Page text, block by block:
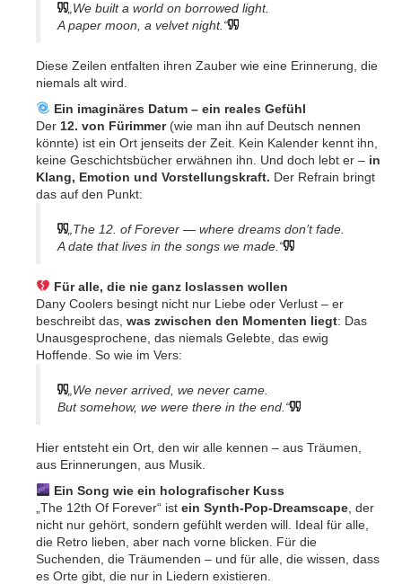
„We built a world on borrowed light.
A paper moon, a velvet night.“
Diese Zeilen entfalten ihren Zauber wie eine Erinnerung, die
niemals alt wird.
Ein imaginäres Datum – ein reales Gefühl
Der 12. von Fürimmer(wie man ihn auf Deutsch nennen
könnte) ist ein Ort jenseits der Zeit. Kein Kalender kennt ihn,
keine Geschichtsbücher erwähnen ihn. Und doch lebt er – in
Klang, Emotion und Vorstellungskraft. Der Refrain bringt
das auf den Punkt:
„The 12. of Forever — where dreams don’t fade.
A date that lives in the songs we made.“
Für alle, die nie ganz loslassen wollen
Dany Coolers besingt nicht nur Liebe oder Verlust – er
beschreibt das, was zwischen den Momenten liegt: Das
Unausgesprochene, das niemals Gelebte, das ewig
Hoffende. So wie im Vers:
„We never arrived, we never came.
But somehow, we were there in the end.“
Hier entsteht ein Ort, den wir alle kennen – aus Träumen,
aus Erinnerungen, aus Musik.
Ein Song wie ein holografischer Kuss
„The 12th Of Forever“ ist ein Synth-Pop-Dreamscape , der
nicht nur gehört, sondern gefühlt werden will. Ideal für alle,
die Retro lieben, aber nach vorne blicken. Für die
Suchenden, die Träumenden – und für alle, die wissen, dass
es Orte gibt, die nur in Liedern existieren.